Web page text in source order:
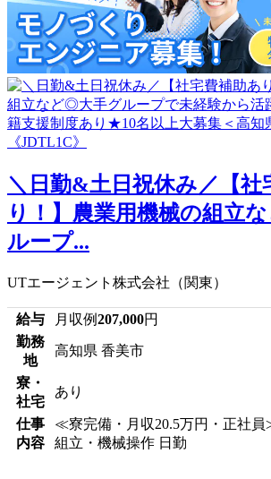
＼日勤&土日祝休み／【社
り！】農業用機械の組立
ループ...
UTエージェント株式会社（関東）
給与 月収例207,000円
勤務
地
高知県 香美市
寮・
社宅
あり
仕事
内容
≪寮完備・月収20.5万円・正社
組立・機械操作 日勤